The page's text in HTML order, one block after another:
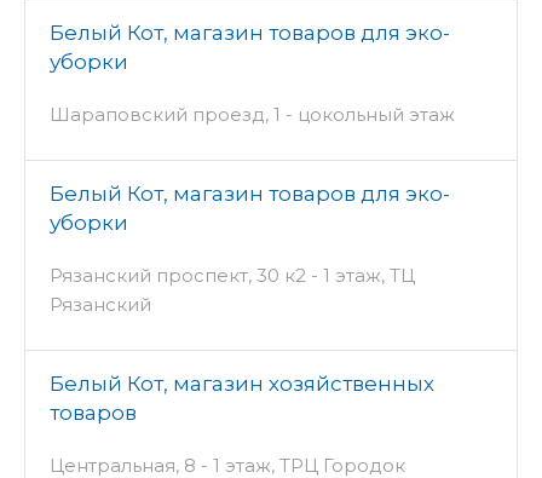
Белый Кот, магазин товаров для эко-
уборки
Шараповский проезд, 1 - цокольный этаж
Белый Кот, магазин товаров для эко-
уборки
Рязанский проспект, 30 к2 - 1 этаж, ТЦ
Рязанский
Белый Кот, магазин хозяйственных
товаров
Центральная, 8 - 1 этаж, ТРЦ Городок